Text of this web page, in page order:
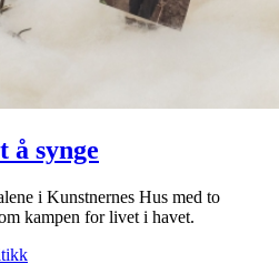
å synge
i Kunstnernes Hus med to
kampen for livet i havet.